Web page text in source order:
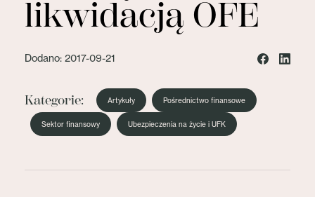
likwidacją OFE
Dodano: 2017-09-21
Kategorie: Artykuły Pośrednictwo finansowe
Sektor finansowy Ubezpieczenia na życie i UFK